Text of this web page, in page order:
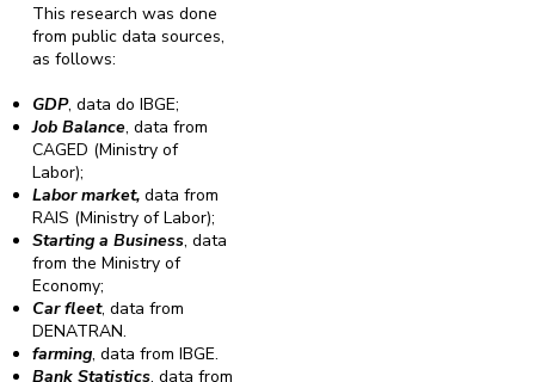
This research was done
from public data sources,
as follows:
GDP, data do IBGE;
Job Balance, data from
CAGED (Ministry of
Labor);
Labor market,data from
RAIS (Ministry of Labor);
Starting a Business, data
from the Ministry of
Economy;
Car fleet, data from
DENATRAN.
farming, data from IBGE.
Bank Statistics, data from